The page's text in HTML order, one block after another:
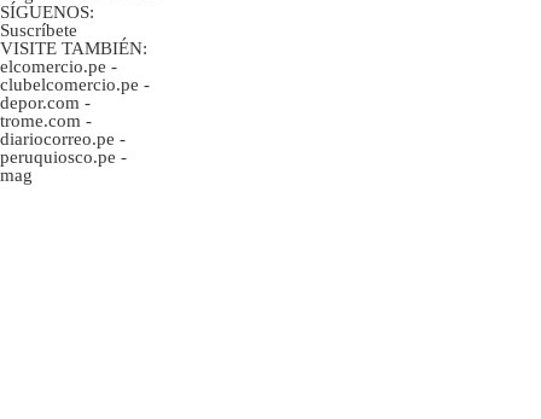
SÍGUENOS:
Suscríbete
VISITE TAMBIÉN:
elcomercio.pe -
clubelcomercio.pe -
depor.com -
trome.com -
diariocorreo.pe -
peruquiosco.pe -
mag